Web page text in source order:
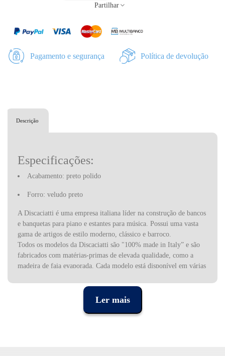
Partilhar
Pagamento e segurança Política de devolução
Descrição
Especificações:
Acabamento: preto polido
Forro: veludo preto
A Discaciatti é uma empresa italiana líder na construção de bancos
e banquetas para piano e estantes para música. Possui uma vasta
gama de artigos de estilo moderno, clássico e barroco.
Todos os modelos da Discaciatti são "100% made in Italy” e são
fabricados com matérias-primas de elevada qualidade, como a
madeira de faia evaporada. Cada modelo está disponível em várias
Além das cores de acabamento padrão, mediante solicitação, pode
ser possível obter cores que combinam com as principais marcas
Ler mais